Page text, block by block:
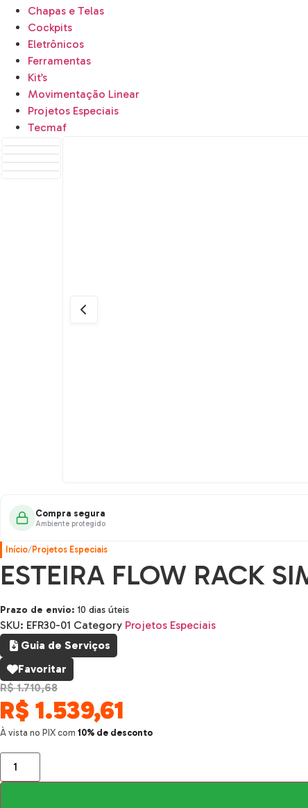
Chapas e Telas
Cockpits
Eletrônicos
Ferramentas
Kit’s
Movimentação Linear
Projetos Especiais
Tecmaf
Compra segura
Ambiente protegido
Início/Projetos Especiais
ESTEIRA FLOW RACK
Prazo de envio: 10 dias úteis
SKU: EFR30-01 Category Projetos Especiais
Guia de Serviços
Favoritar
R$ 1.710,68
R$ 1.539,61
À vista no PIX com 10% de desconto
Esteira
Flow
Rack